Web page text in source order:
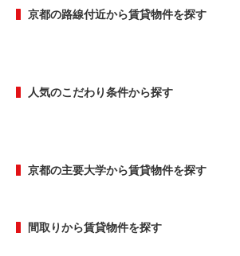
京都の路線付近から賃貸物件を探す
人気のこだわり条件から探す
京都の主要大学から賃貸物件を探す
間取りから賃貸物件を探す